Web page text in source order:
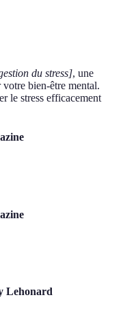
du stress], une
bien-être mental.
le stress efficacement
Lehonard